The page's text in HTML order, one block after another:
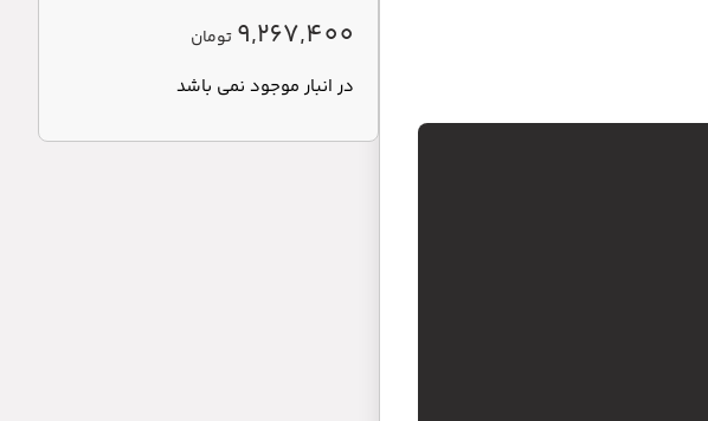
9,267,400 تومان
در انبار موجود نمی باشد